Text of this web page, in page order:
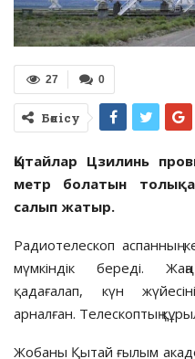
0
27
Бөлісу
Қытайлар Цзилинь
метр болатын
салып жатыр.
Радиотелескоп аспанның
мүмкіндік береді.
қадағалап, күн
арналған. Телескоптың
Жобаны Қытай ғылым